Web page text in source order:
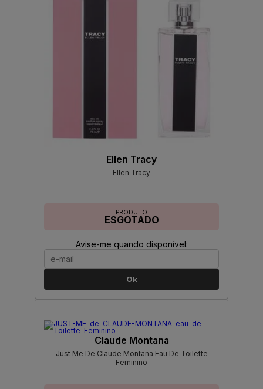
Ellen Tracy
Ellen Tracy
PRODUTO
ESGOTADO
Avise-me quando disponível:
Ok
Claude Montana
Just Me De Claude Montana Eau De Toilette
Feminino